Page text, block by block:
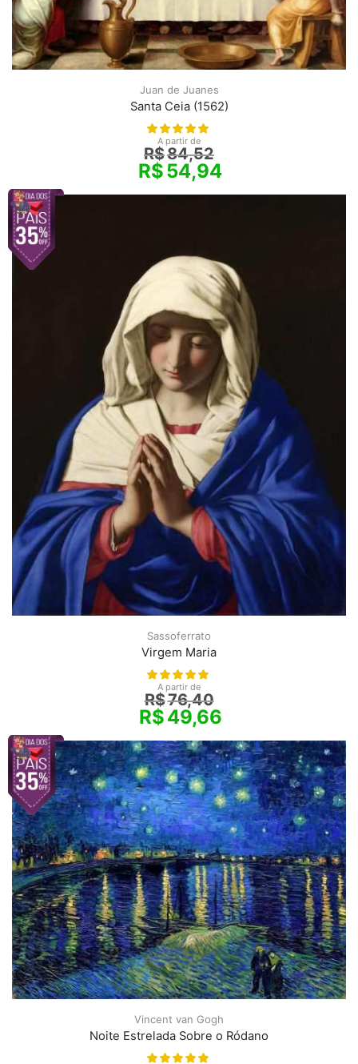
Juan de Juanes
Santa Ceia (1562)
A partir de
R$84,52
R$54,94
Sassoferrato
Virgem Maria
A partir de
R$76,40
R$49,66
Vincent van Gogh
Noite Estrelada Sobre o Ródano